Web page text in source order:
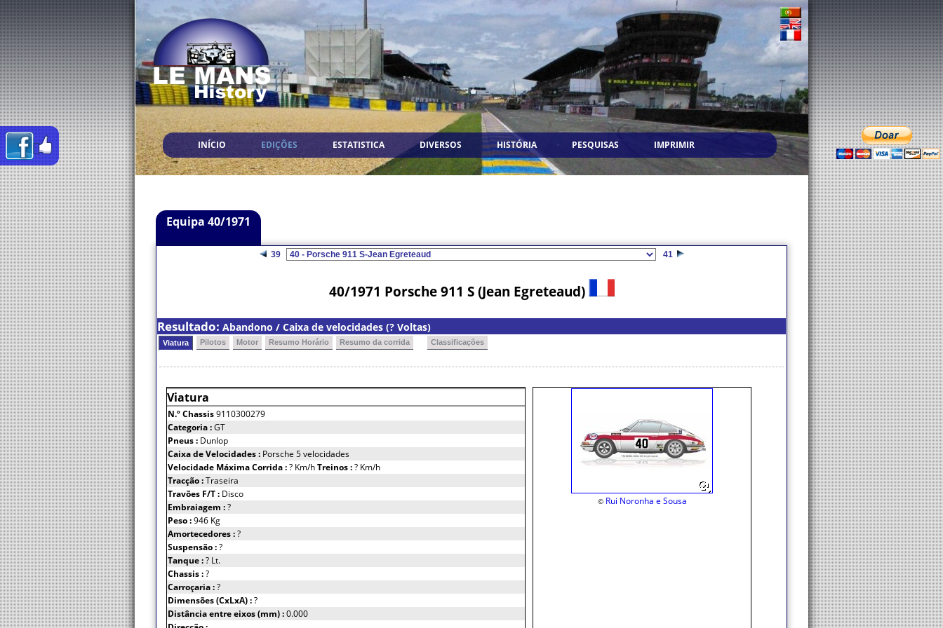
INÍCIO EDIÇÕES ESTATISTICA DIVERSOS HISTÓRIA PESQUISAS IMPRIMIR
Equipa 40/1971
39 41
40/1971 Porsche 911 S (Jean Egreteaud)
Resultado: Abandono / Caixa de velocidades (? Voltas)
Viatura Pilotos Motor Resumo Horário Resumo da corrida Classificações
Viatura
N.º Chassis9110300279
Categoria :GT
Pneus : Dunlop
Caixa de Velocidades : Porsche 5 velocidades
Velocidade Máxima Corrida :? Km/hTreinos :? Km/h
Tracção :Traseira
Travões F/T : Disco
Embraiagem :?
Peso :946 Kg
Amortecedores :?
Suspensão :?
Tanque :? Lt.
Chassis :?
Carroçaria :?
Dimensões (CxLxA) :?
Distância entre eixos (mm) :0.000
© Rui Noronha e Sousa